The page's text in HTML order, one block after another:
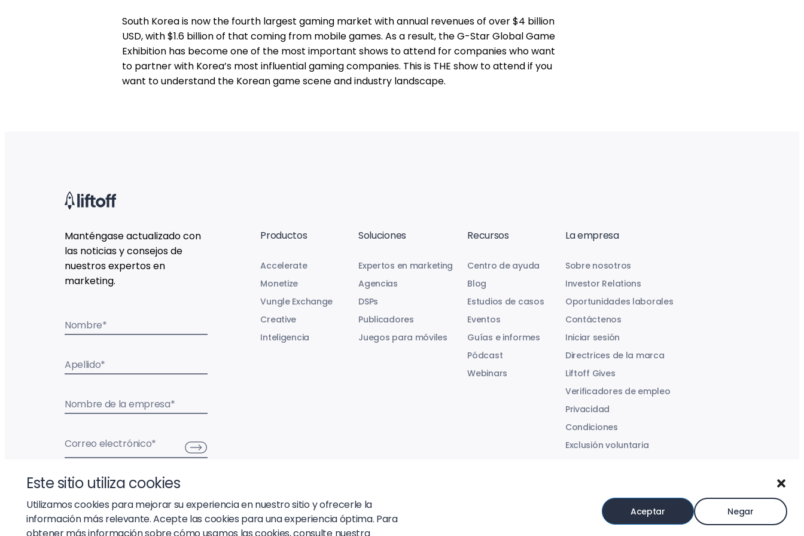
Este sitio utiliza cookies
Utilizamos cookies para mejorar su experiencia en nuestro sitio y ofrecerle la
información más relevante. Acepte las cookies para una experiencia óptima. Para
Aceptar Negar
South Korea is now the fourth largest gaming market with annual revenues of over $4 billion
USD, with $1.6 billion of that coming from mobile games. As a result, the G-Star Global Game
Exhibition has become one of the most important shows to attend for companies who want
to partner with Korea’s most influential gaming companies. This is THE show to attend if you
want to understand the Korean game scene and industry landscape.
Manténgase actualizado con
las noticias y consejos de
nuestros expertos en
marketing.
Nombre*
Apellido*
Nombre de la empresa*
Correo electrónico*
Productos
Accelerate
Monetize
Vungle Exchange
Creative
Inteligencia
Soluciones
Expertos en marketing
Agencias
DSPs
Publicadores
Juegos para móviles
Recursos
Centro de ayuda
Blog
Estudios de casos
Eventos
Guías e informes
Pódcast
Webinars
La empresa
Sobre nosotros
Investor Relations
Oportunidades laborales
Contáctenos
Iniciar sesión
Directrices de la marca
Liftoff Gives
Verificadores de empleo
Privacidad
Condiciones
Exclusión voluntaria
© 2026 Liftoff, Inc.